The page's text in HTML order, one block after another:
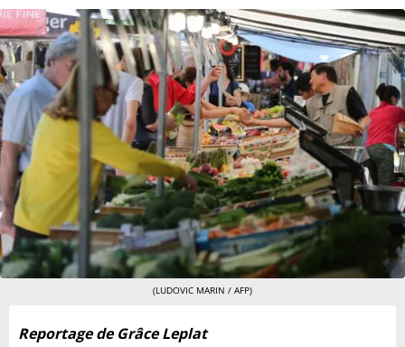
(LUDOVIC MARIN / AFP)
Reportage de Grâce Leplat